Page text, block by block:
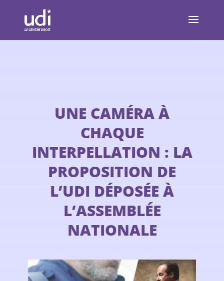
UNE CAMÉRA À
CHAQUE
INTERPELLATION : LA
PROPOSITION DE
L’UDI DÉPOSÉE À
L’ASSEMBLÉE
NATIONALE